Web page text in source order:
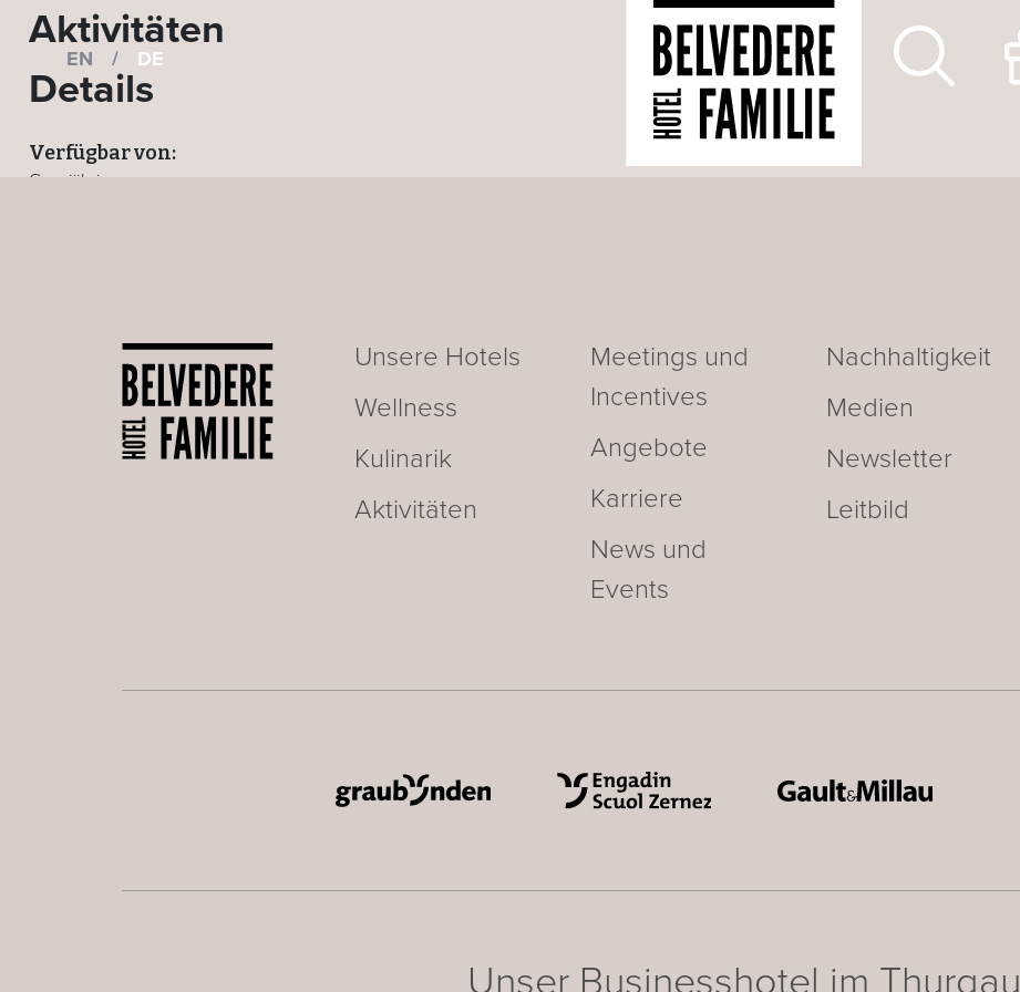
EN / DE
Aktivitäten
Details
Verfügbar von:
Ganzjährig
Unsere Hotels
Wellness
Kulinarik
Aktivitäten
Meetings und
Incentives
Angebote
Karriere
News und
Events
Nachhaltigkeit
Medien
Newsletter
Leitbild
Unser Businesshotel im Thurgau